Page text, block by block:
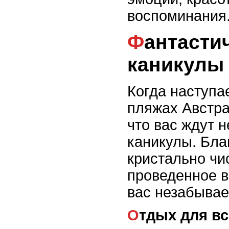
Фантастические пляжные
каникулы
Когда
пляжах
что вас ждут
каникулы.
кристально
проведенное
вас
Отдых для